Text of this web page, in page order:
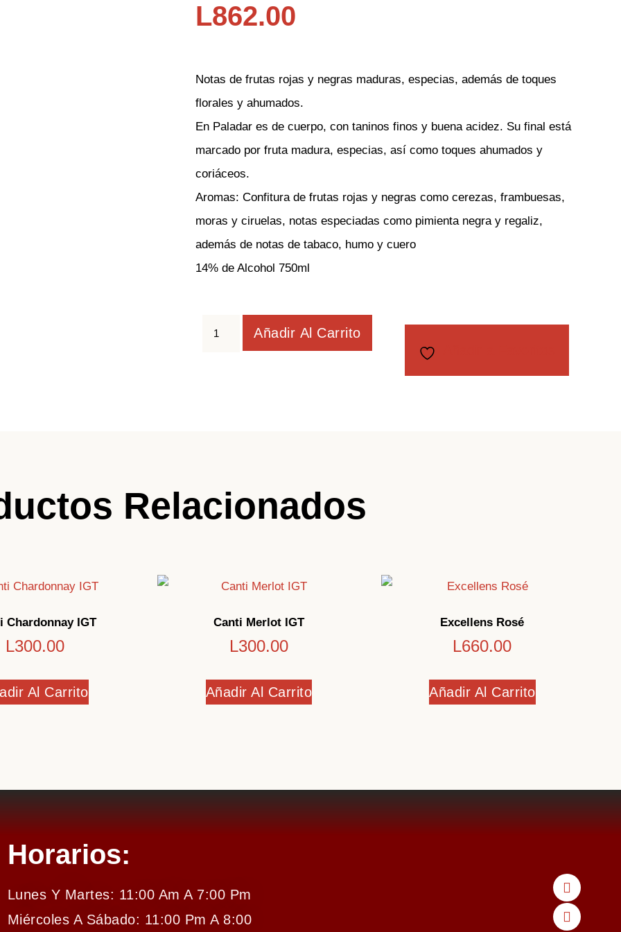
L862.00
Notas de frutas rojas y negras maduras, especias, además de toques
florales y ahumados.
En Paladar es de cuerpo, con taninos finos y buena acidez. Su final está
marcado por fruta madura, especias, así como toques ahumados y
coriáceos.
Aromas: Confitura de frutas rojas y negras como cerezas, frambuesas,
moras y ciruelas, notas especiadas como pimienta negra y regaliz,
además de notas de tabaco, humo y cuero
14% de Alcohol 750ml
Añadir Al Carrito
Relacionados
Chardonnay IGT
L300.00
Al Carrito
Canti Merlot IGT
L300.00
Añadir Al Carrito
Excellens Rosé
L660.00
Añadir Al Carrito
Horarios:
Lunes Y Martes: 11:00 Am A 7:00 Pm
Miércoles A Sábado: 11:00 Pm A 8:00